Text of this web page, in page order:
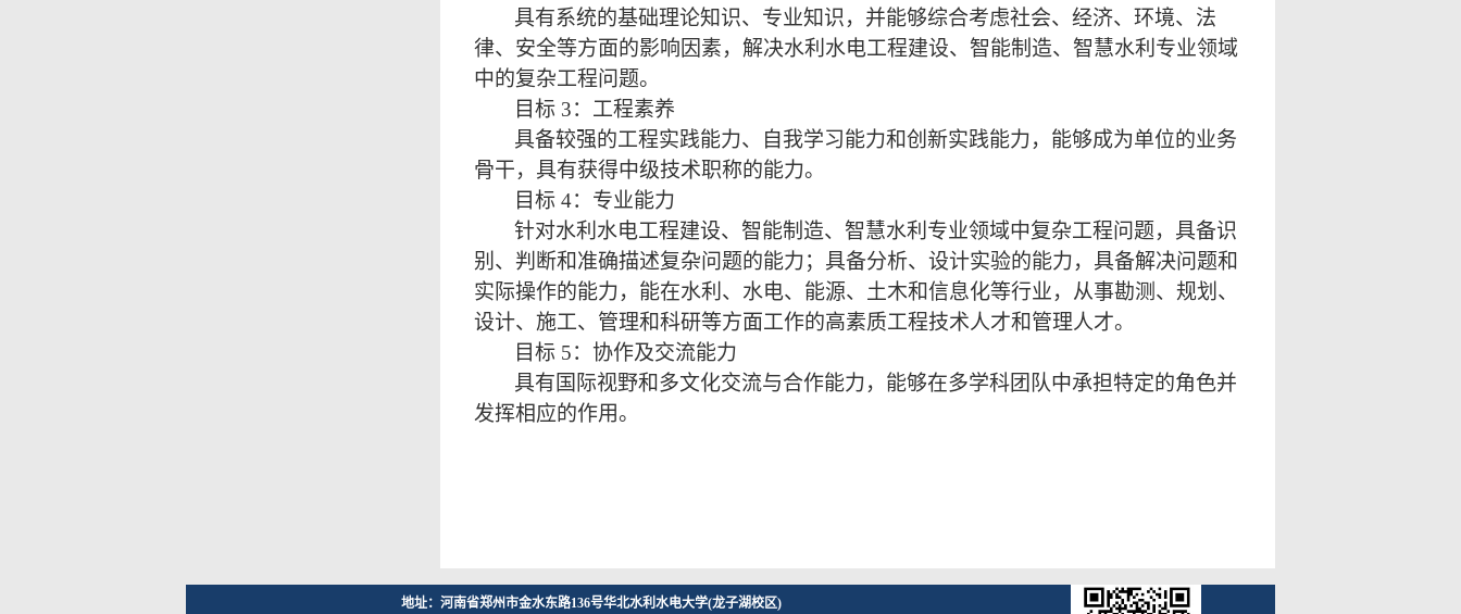
具有系统的基础理论知识、专业知识，并能够综合考虑社会、经济、环境、法
律、安全等方面的影响因素，解决水利水电工程建设、智能制造、智慧水利专业领域
中的复杂工程问题。
目标 3：工程素养
具备较强的工程实践能力、自我学习能力和创新实践能力，能够成为单位的业务
骨干，具有获得中级技术职称的能力。
目标 4：专业能力
针对水利水电工程建设、智能制造、智慧水利专业领域中复杂工程问题，具备识
别、判断和准确描述复杂问题的能力；具备分析、设计实验的能力，具备解决问题和
实际操作的能力，能在水利、水电、能源、土木和信息化等行业，从事勘测、规划、
设计、施工、管理和科研等方面工作的高素质工程技术人才和管理人才。
目标 5：协作及交流能力
具有国际视野和多文化交流与合作能力，能够在多学科团队中承担特定的角色并
发挥相应的作用。
地址：河南省郑州市金水东路136号华北水利水电大学(龙子湖校区)